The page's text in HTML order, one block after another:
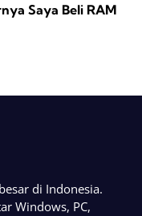
Saya Beli RAM
di Indonesia.
Windows, PC,